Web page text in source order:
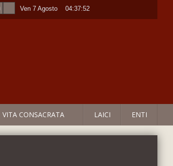
Ven 7 Agosto ----04:37:52
VITA CONSACRATA LAICI ENTI